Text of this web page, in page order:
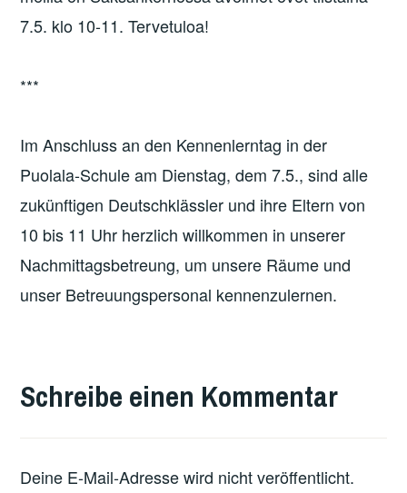
7.5. klo 10-11. Tervetuloa!
***
Im Anschluss an den Kennenlerntag in der
Puolala-Schule am Dienstag, dem 7.5., sind alle
zukünftigen Deutschklässler und ihre Eltern von
10 bis 11 Uhr herzlich willkommen in unserer
Nachmittagsbetreung, um unsere Räume und
unser Betreuungspersonal kennenzulernen.
Schreibe einen Kommentar
Deine E-Mail-Adresse wird nicht veröffentlicht.